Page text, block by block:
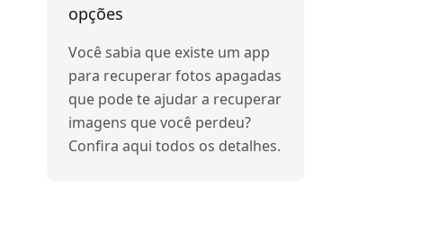
opções
Você sabia que existe um app
para recuperar fotos apagadas
que pode te ajudar a recuperar
imagens que você perdeu?
Confira aqui todos os detalhes.